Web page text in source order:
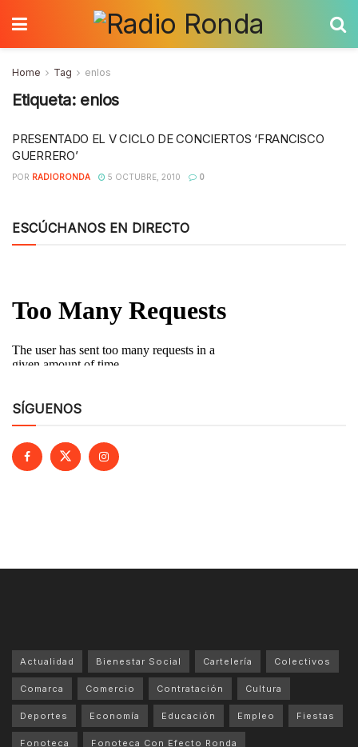
Home Tag enlos
Etiqueta: enlos
PRESENTADO EL V CICLO DE CONCIERTOS ‘FRANCISCO
GUERRERO’
POR RADIORONDA 5 OCTUBRE, 2010 0
ESCÚCHANOS EN DIRECTO
SÍGUENOS
Actualidad Bienestar Social Cartelería Colectivos
Comarca Comercio Contratación Cultura
Deportes Economía Educación Empleo Fiestas
Fonoteca Fonoteca Con Efecto Ronda